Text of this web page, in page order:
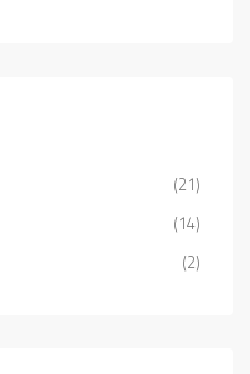
(21)
(14)
(2)